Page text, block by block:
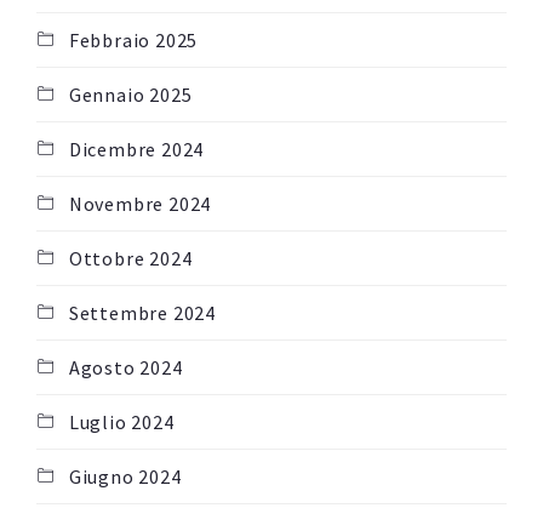
Febbraio 2025
Gennaio 2025
Dicembre 2024
Novembre 2024
Ottobre 2024
Settembre 2024
Agosto 2024
Luglio 2024
Giugno 2024